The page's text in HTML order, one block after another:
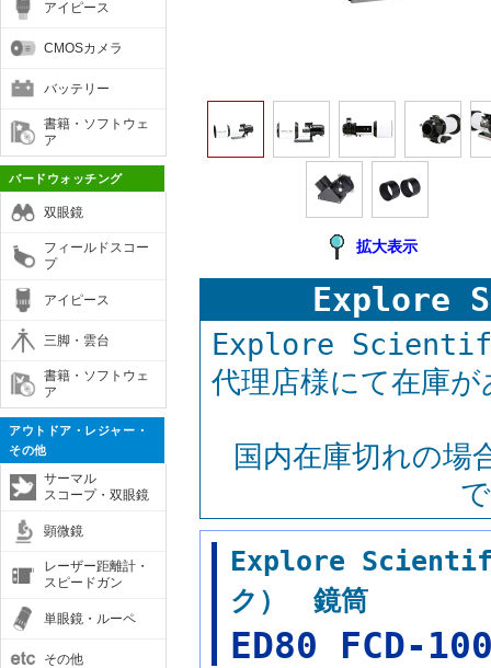
アイピース
CMOSカメラ
バッテリー
書籍・ソフトウェ
ア
バードウォッチング
双眼鏡
フィールドスコー
プ
アイピース
三脚・雲台
書籍・ソフトウェ
ア
アウトドア・レジャー・
その他
サーマル
スコープ・双眼鏡
顕微鏡
レーザー距離計・
スピードガン
単眼鏡・ルーペ
その他
拡大表示
Explore
Explore Scientific
代理店様にて在庫
国内在庫切れの場
Explore Scientific
ク） 鏡筒
ED80 FCD-